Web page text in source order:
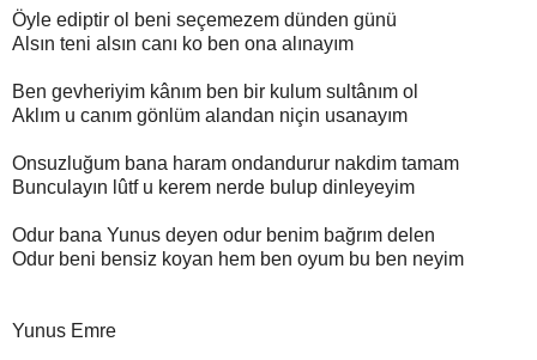
Öyle ediptir ol beni seçemezem dünden günü
Alsın teni alsın canı ko ben ona alınayım
Ben gevheriyim kânım ben bir kulum sultânım ol
Aklım u canım gönlüm alandan niçin usanayım
Onsuzluğum bana haram ondandurur nakdim tamam
Bunculayın lûtf u kerem nerde bulup dinleyeyim
Odur bana Yunus deyen odur benim bağrım delen
Odur beni bensiz koyan hem ben oyum bu ben neyim
Yunus Emre